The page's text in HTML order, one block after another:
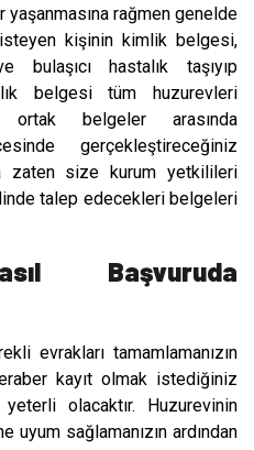
yaşanmasına rağmen genelde
kişinin kimlik belgesi,
bulaşıcı hastalık taşıyıp
belgesi tüm huzurevleri
belgeler arasında
gerçekleştireceğiniz
zaten size kurum yetkilileri
talep edecekleri belgeleri
Başvuruda
evrakları tamamlamanızın
kayıt olmak istediğiniz
olacaktır. Huzurevinin
uyum sağlamanızın ardından